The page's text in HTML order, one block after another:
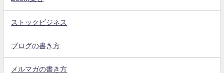
ストックビジネス
ブログの書き方
メルマガの書き方